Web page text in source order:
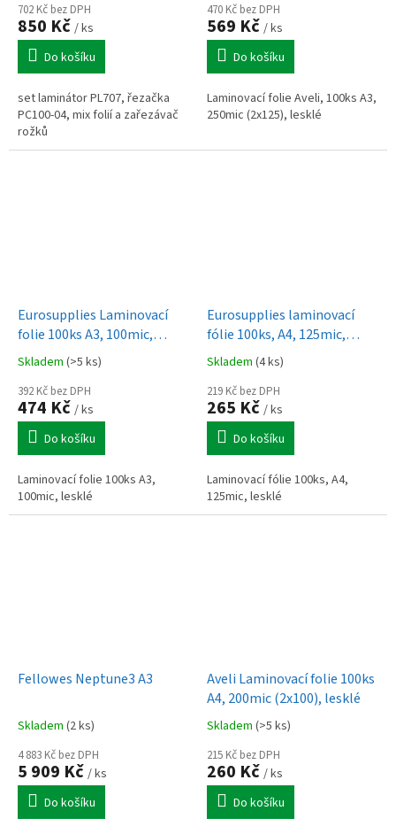
702 Kč bez DPH
850 Kč / ks
Do košíku
set laminátor PL707, řezačka
PC100-04, mix folií a zařezávač
rožků
470 Kč bez DPH
569 Kč / ks
Do košíku
Laminovací folie Aveli, 100ks A3,
250mic (2x125), lesklé
Eurosupplies Laminovací
folie 100ks A3, 100mic,
lesklé
Skladem (>5 ks)
392 Kč bez DPH
474 Kč / ks
Do košíku
Laminovací folie 100ks A3,
100mic, lesklé
Eurosupplies laminovací
fólie 100ks, A4, 125mic,
lesklé
Skladem (4 ks)
219 Kč bez DPH
265 Kč / ks
Do košíku
Laminovací fólie 100ks, A4,
125mic, lesklé
Fellowes Neptune3 A3
Skladem (2 ks)
4 883 Kč bez DPH
5 909 Kč / ks
Do košíku
Aveli Laminovací folie 100ks
A4, 200mic (2x100), lesklé
Skladem (>5 ks)
215 Kč bez DPH
260 Kč / ks
Do košíku